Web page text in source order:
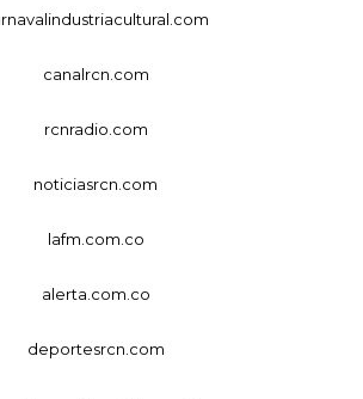
canalrcn.com
rcnradio.com
noticiasrcn.com
lafm.com.co
alerta.com.co
deportesrcn.com